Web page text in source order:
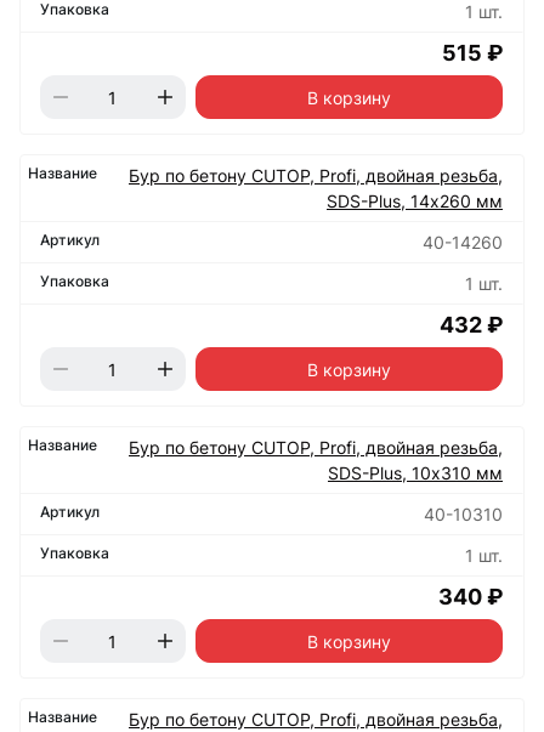
1 шт.
515 ₽
В корзину
Бур по бетону CUTOP, Profi, двойная резьба,
SDS-Plus, 14х260 мм
40-14260
1 шт.
432 ₽
В корзину
Бур по бетону CUTOP, Profi, двойная резьба,
SDS-Plus, 10х310 мм
40-10310
1 шт.
340 ₽
В корзину
Бур по бетону CUTOP, Profi, двойная резьба,